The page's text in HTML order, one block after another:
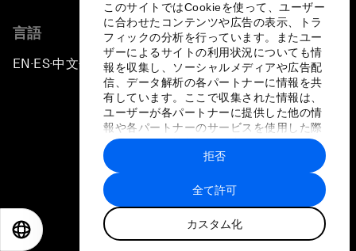
このサイトではCookieを使って、ユーザー
に合わせたコンテンツや広告の表示、トラ
フィックの分析を行っています。またユー
ザーによるサイトの利用状況についても情
報を収集し、ソーシャルメディアや広告配
信、データ解析の各パートナーに情報を共
有しています。ここで収集された情報は、
ユーザーが各パートナーに提供した他の情
報や各パートナーのサービスを使用した際
に収集された情報と組み合わされ、各パー
トナーによって使用されることがありま
す。
全て許可
カスタム化
拒否
言語
EN ▪ES▪中文▪ 日本語
プライバシーポリシーと利用規約
サイトマップ
©
世界経済フォーラム